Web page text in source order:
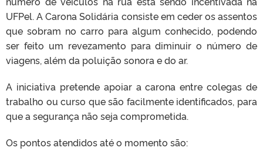
UFPel. A Carona Solidária consiste em ceder os assentos
que sobram no carro para algum conhecido, podendo
ser feito um revezamento para diminuir o número de
viagens, além da poluição sonora e do ar.
A iniciativa pretende apoiar a carona entre colegas de
trabalho ou curso que são facilmente identificados, para
que a segurança não seja comprometida.
Os pontos atendidos até o momento são: